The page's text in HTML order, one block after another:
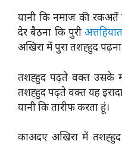
यानी कि नमाज की रकअतें
देर बैठना कि पुरीअत्तहियात
अखिरा में पुरा तशह्हुद
तशह्हुद पढ़ते वक्त उसके
तशह्हुद पढ़ते वक्त यह
यानी कि तारीफ करता हूं।
काअदए अखिरा में